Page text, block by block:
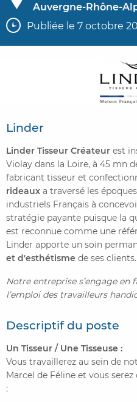
Espace
Auvergne-Rhône-
Publiée le 7 octobre
Linder
Linder Tisseur Créateur est
Violay dans la Loire, à 45 mn
fabricant tisseur et
rideaux a traversé les
industriels Français à
stratégie payante puisque la
est reconnue comme une
Linder apporte un soin
et d'esthétisme de ses clients.
Notre entreprise s’engage en
l’emploi des travailleurs
Descriptif du poste
Un Tisseur / Une Tisseuse :
Vous travaillerez au sein de
Marcel de Féline et vous
: